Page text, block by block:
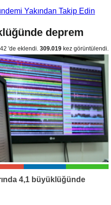
deprem
'de eklendi. 309.019 kez görüntülendi.
4,1 büyüklüğünde